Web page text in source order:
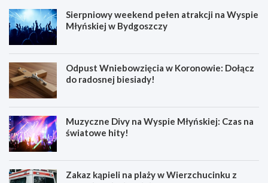
Sierpniowy weekend pełen atrakcji na Wyspie
Młyńskiej w Bydgoszczy
Odpust Wniebowzięcia w Koronowie: Dołącz
do radosnej biesiady!
Muzyczne Divy na Wyspie Młyńskiej: Czas na
światowe hity!
Zakaz kąpieli na plaży w Wierzchucinku z